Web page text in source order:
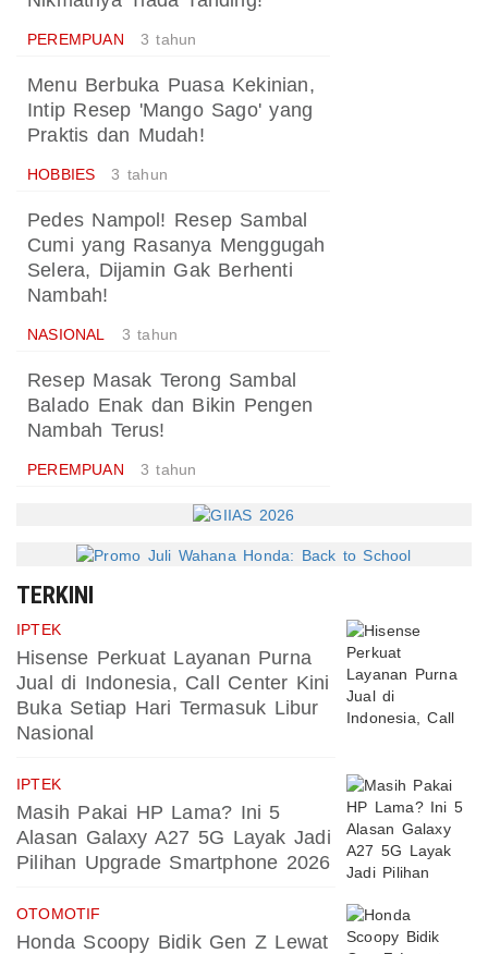
PEREMPUAN 3 tahun
Menu Berbuka Puasa Kekinian,
Intip Resep 'Mango Sago' yang
Praktis dan Mudah!
HOBBIES 3 tahun
Pedes Nampol! Resep Sambal
Cumi yang Rasanya Menggugah
Selera, Dijamin Gak Berhenti
Nambah!
NASIONAL 3 tahun
Resep Masak Terong Sambal
Balado Enak dan Bikin Pengen
Nambah Terus!
PEREMPUAN 3 tahun
TERKINI
IPTEK
Hisense Perkuat Layanan Purna
Jual di Indonesia, Call Center Kini
Buka Setiap Hari Termasuk Libur
Nasional
IPTEK
Masih Pakai HP Lama? Ini 5
Alasan Galaxy A27 5G Layak Jadi
Pilihan Upgrade Smartphone 2026
OTOMOTIF
Honda Scoopy Bidik Gen Z Lewat